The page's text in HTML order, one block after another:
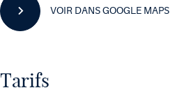
VOIR DANS GOOGLE MAPS
Tarifs